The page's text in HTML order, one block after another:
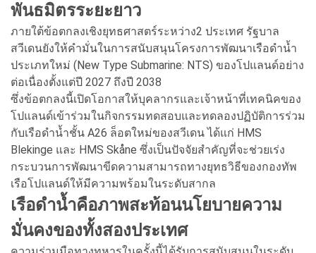
พันธมิตรระยะยาว
ภายใต้ข้อตกลงเชิงยุทธศาสตร์ระหว่าง2 ประเทศ รัฐบาล
สวีเดนยังให้คำมั่นในการสนับสนุนโครงการพัฒนาเรือดำน้ำ
ประเภทใหม่ (New Type Submarine: NTS) ของโปแลนด์อย่าง
ต่อเนื่องตั้งแต่ปี 2027 ถึงปี 2038
ซึ่งข้อตกลงนี้เปิดโอกาสให้บุคลากรและเจ้าหน้าที่เทคนิคของ
โปแลนด์เข้าร่วมในกิจกรรมทดสอบและทดลองปฏิบัติการร่วม
กับเรือดำน้ำชั้น A26 ล็อตใหม่ของสวีเดน ได้แก่ HMS
Blekinge และ HMS Skåne ซึ่งเป็นปัจจัยสำคัญที่จะช่วยเร่ง
กระบวนการพัฒนาขีดความสามารถทางยุทธวิธีของกองทัพ
เรือโปแลนด์ให้มีความพร้อมในระดับสากล
เรือดำน้ำคือภาพสะท้อนนโยบายความ
มั่นคงของทั้งสองประเทศ